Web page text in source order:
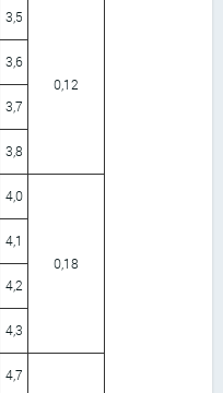
3,5
0,12
3,6
3,7
3,8
4,0
0,18
4,1
4,2
4,3
4,7